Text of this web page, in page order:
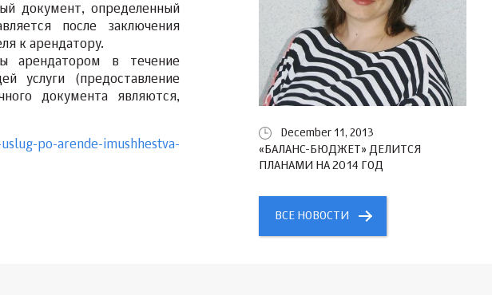
документ, определенный
после заключения
к арендатору.
арендатором в течение
услуги (предоставление
документа являются,
po-arende-imushhestva-
December 11, 2013
«БАЛАНС-БЮДЖЕТ» ДЕЛИТСЯ
ПЛАНАМИ НА 2014 ГОД
ВСЕ НОВОСТИ